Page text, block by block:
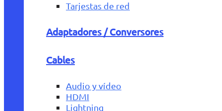
Tarjestas de red
Adaptadores / Conversores
Cables
Audio y vídeo
HDMI
Lightning